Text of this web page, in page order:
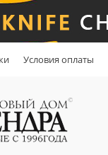
Условия оплаты